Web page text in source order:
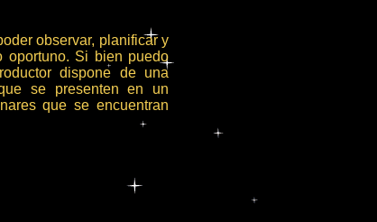
observar, planificar y
oportuno. Si bien puedo
dispone de una
se presenten en un
que se encuentran